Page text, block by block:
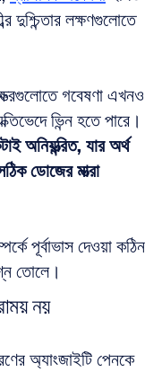
দুশ্চিন্তার লক্ষণগুলোতে
গবেষণা এখনও
অনিয়ন্ত্রিত, যার অর্থ
ডোজের মাত্রা
পূর্বাভাস দেওয়া কঠিন
তোলে।
নয়
অ্যাংজাইটি পেনকে